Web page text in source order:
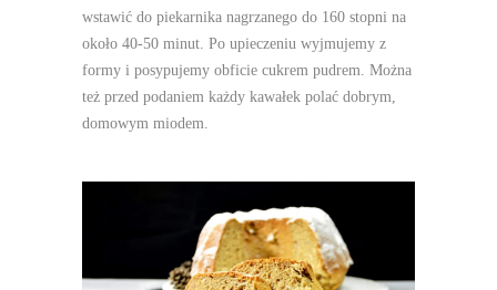
wstawić do piekarnika nagrzanego do 160 stopni na
około 40-50 minut. Po upieczeniu wyjmujemy z
formy i posypujemy obficie cukrem pudrem. Można
też przed podaniem każdy kawałek polać dobrym,
domowym miodem.